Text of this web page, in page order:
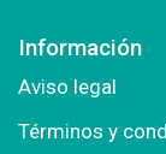
Información
Aviso legal
Términos y